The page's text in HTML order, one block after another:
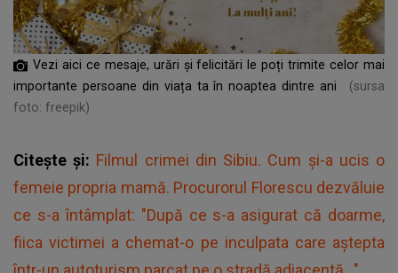
Vezi aici ce mesaje, urări și felicitări le poți trimite celor mai
importante persoane din viața ta în noaptea dintre ani
(sursa
foto: freepik)
Citește și: Filmul crimei din Sibiu. Cum și-a ucis o
femeie propria mamă. Procurorul Florescu dezvăluie
ce s-a întâmplat: "După ce s-a asigurat că doarme,
fiica victimei a chemat-o pe inculpata care aștepta